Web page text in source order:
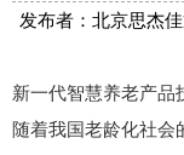
发布者：北京思杰
新一代智慧养老产品
随着我国老龄化社会